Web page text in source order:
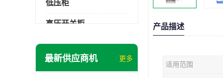
低压柜
高压开关柜
低压补偿柜
最新供应商机 更多
产品描述
适用范围